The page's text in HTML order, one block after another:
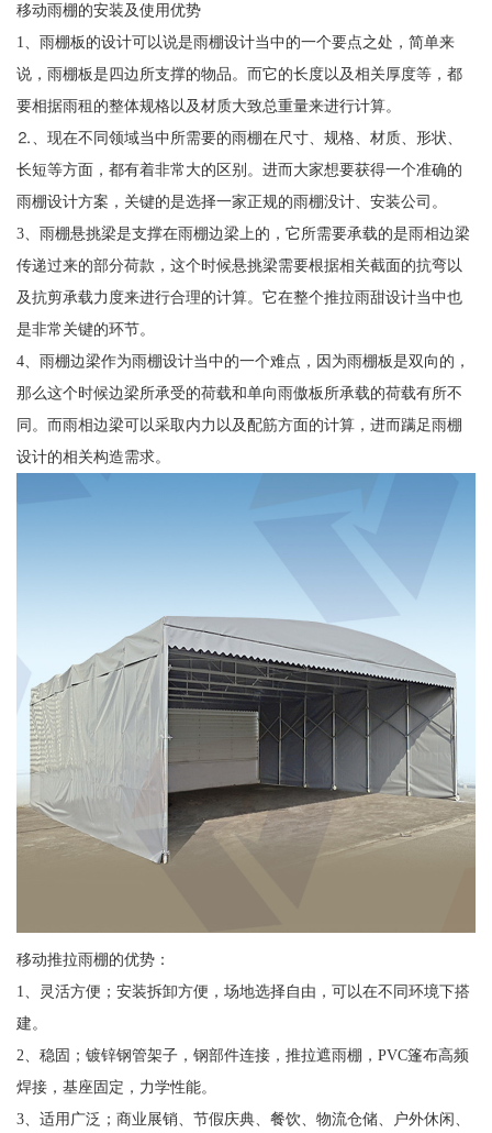
移动雨棚的安装及使用优势
1、雨棚板的设计可以说是雨棚设计当中的一个要点之处，简单来
说，雨棚板是四边所支撑的物品。而它的长度以及相关厚度等，都
要相据雨租的整体规格以及材质大致总重量来进行计算。
⒉、现在不同领域当中所需要的雨棚在尺寸、规格、材质、形状、
长短等方面，都有着非常大的区别。进而大家想要获得一个准确的
雨棚设计方案，关键的是选择一家正规的雨棚没计、安装公司。
3、雨棚悬挑梁是支撑在雨棚边梁上的，它所需要承载的是雨相边梁
传递过来的部分荷款，这个时候悬挑梁需要根据相关截面的抗弯以
及抗剪承载力度来进行合理的计算。它在整个推拉雨甜设计当中也
是非常关键的环节。
4、雨棚边梁作为雨棚设计当中的一个难点，因为雨棚板是双向的，
那么这个时候边梁所承受的荷载和单向雨傲板所承载的荷载有所不
同。而雨相边梁可以采取内力以及配筋方面的计算，进而蹒足雨棚
设计的相关构造需求。
移动推拉雨棚的优势：
1、灵活方便；安装拆卸方便，场地选择自由，可以在不同环境下搭
建。
2、稳固；镀锌钢管架子，钢部件连接，推拉遮雨棚，PVC篷布高频
焊接，基座固定，力学性能。
3、适用广泛；商业展销、节假庆典、餐饮、物流仓储、户外休闲、